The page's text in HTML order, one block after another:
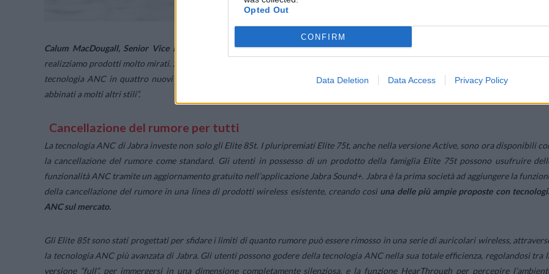
Opted Out
CONFIRM
Data Deletion Data Access Privacy Policy
Calum MacDougall, Senior Vice President di Jabra, ha dichiarato:“Vogliamo offrire ai clienti una scelta più ampia, e per questo
realizziamo prodotti molto mirati. Siamo quindi entusiasti di annunciare la disponibilità dei nostri auricolari top di gamma Elite 85t con
tecnologia ANC in quattro nuovi colori. I nostri clienti hanno ora la possibilità di godere del design elegante e del suono migliore
abbinati a molti altri stili“.
Cancellazione del rumore per tutti
La tecnologia ANC di Jabra investe non solo gli Elite 85t. I pluripremiati Elite 75t, anche nella versione Active, sono ora disponibili
la cancellazione del rumore come standard. Gli utenti in possesso di un prodotto della famiglia Elite 75t possono usufruire
funzionalità ANC tramite un aggiornamento gratuito nell’applicazione Jabra Sound+. Jabra è la prima società ad aggiungere la
della cancellazione del rumore in una linea di prodotti wireless esistente, creando così una delle più ampie proposte con
ANC sul mercato.
Gli Elite 85t sono stati progettati per sfidare i limiti di quanto rumore può essere rimosso in una serie di auricolari wireless,
la tecnologia ANC più avanzata di Jabra. Gli utenti possono godere della tecnologia ANC nella sua totale efficienza, regolandosi tra
versione “full”, per immergersi in una dimensione completamente silenziosa, e la funzione HearThrough per percepire